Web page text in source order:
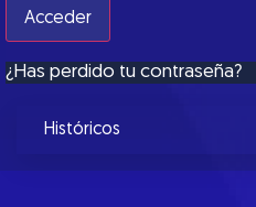
¿Has perdido tu contraseña?
Históricos